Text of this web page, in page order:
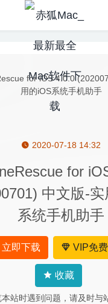
2020-07-18 14:32
for
中文版-
系统手机助手
立即下载 VIP免
收藏
站时遇到问题，请及时与
2.4.9 – 图片检索及信息
Beta 1.8.2.603 for Mac
IOS 8.7.0(20200713) 中文
07-25
FoneTrans 9.3.16 中文版